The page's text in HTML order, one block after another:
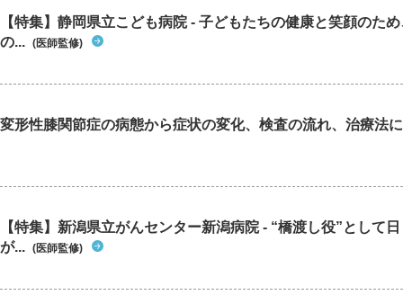
【特集】静岡県立こども病院 - 子どもたちの健康と笑顔のた
の... (医師監修)
変形性膝関節症の病態から症状の変化、検査の流れ、治療法
【特集】新潟県立がんセンター新潟病院 - “橋渡し役”として
が... (医師監修)